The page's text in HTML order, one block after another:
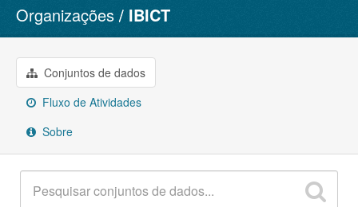
Conjuntos de dados
Organizações
Grupos
Sobre
Organizações IBICT
Conjuntos de dados
Fluxo de Atividades
Sobre